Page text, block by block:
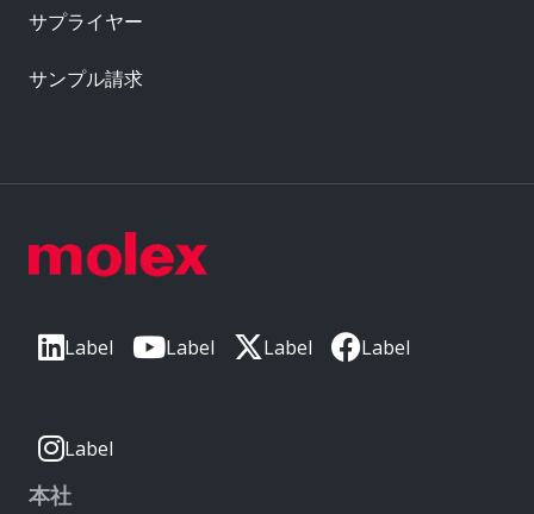
Label Label Label Label
Label
本社
サプライヤー
サンプル請求